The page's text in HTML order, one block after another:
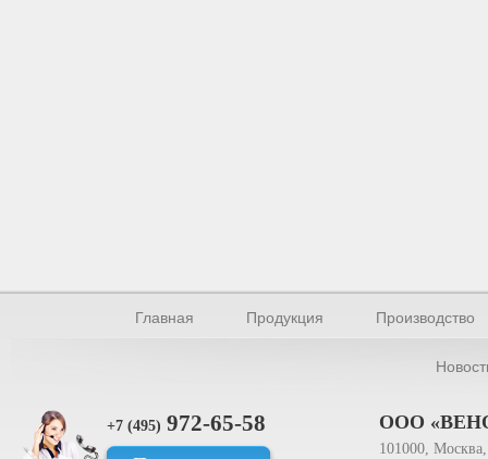
Главная Продукция Производство
+7 (495) 972-65-58 ООО
101000,